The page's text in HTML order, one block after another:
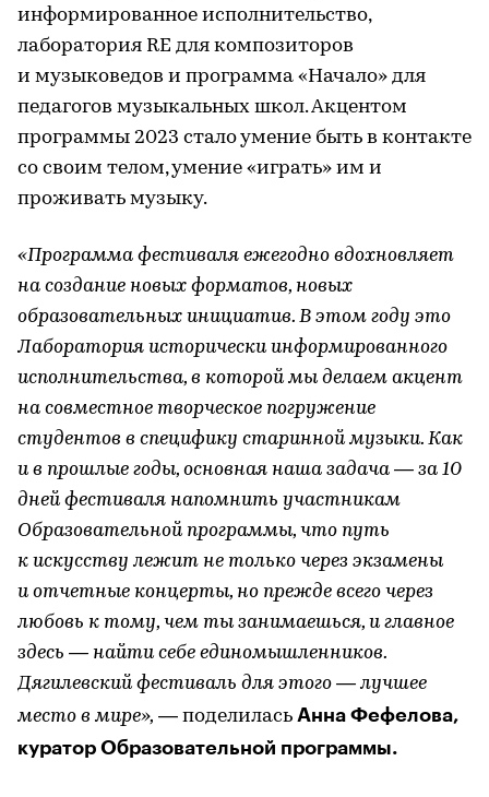
информированное исполнительство,
лаборатория RЕ для композиторов
и музыковедов и программа «Начало» для
педагогов музыкальных школ. Акцентом
программы 2023 стало умение быть в контакте
со своим телом, умение «играть» им и
проживать музыку.
«Программа фестиваля ежегодно вдохновляет
на создание новых форматов, новых
образовательных инициатив. В этом году это
Лаборатория исторически информированного
исполнительства, в которой мы делаем акцент
на совместное творческое погружение
студентов в специфику старинной музыки. Как
и в прошлые годы, основная наша задача — за 10
дней фестиваля напомнить участникам
Образовательной программы, что путь
к искусству лежит не только через экзамены
и отчетные концерты, но прежде всего через
любовь к тому, чем ты занимаешься, и главное
здесь — найти себе единомышленников.
Дягилевский фестиваль для этого — лучшее
место в мире», — поделилась Анна Фефелова,
куратор Образовательной программы.